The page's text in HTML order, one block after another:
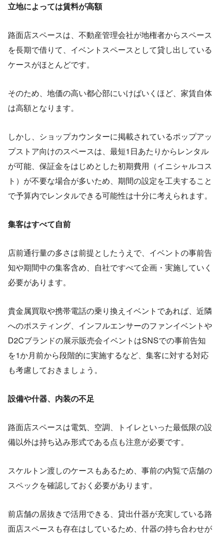
立地によっては賃料が高額
路面店スペースは、不動産管理会社が地権者からスペース
を長期で借りて、イベントスペースとして貸し出している
ケースがほとんどです。
そのため、地価の高い都心部にいけばいくほど、家賃自体
は高額となります。
しかし、ショップカウンターに掲載されているポップアッ
プストア向けのスペースは、最短1日あたりからレンタル
が可能、保証金をはじめとした初期費用（イニシャルコス
ト）が不要な場合が多いため、期間の設定を工夫すること
で予算内でレンタルできる可能性は十分に考えられます。
集客はすべて自前
店前通行量の多さは前提としたうえで、イベントの事前告
知や期間中の集客含め、自社ですべて企画・実施していく
必要があります。
貴金属買取や携帯電話の乗り換えイベントであれば、近隣
へのポスティング、インフルエンサーのファンイベントや
D2Cブランドの展示販売会イベントはSNSでの事前告知
を1か月前から段階的に実施するなど、集客に対する対応
も考慮しておきましょう。
設備や什器、内装の不足
路面店スペースは電気、空調、トイレといった最低限の設
備以外は持ち込み形式である点も注意が必要です。
スケルトン渡しのケースもあるため、事前の内覧で店舗の
スペックを確認しておく必要があります。
前店舗の居抜きで活用できる、貸出什器が充実している路
面店スペースも存在はしているため、什器の持ち合わせが